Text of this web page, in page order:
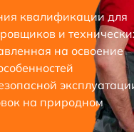
квалификации для
и
на освоение
на природном